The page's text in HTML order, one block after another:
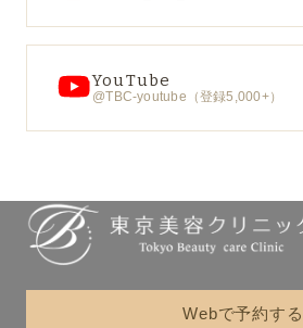
YouTube
@TBC-youtube（登録5,000+）
Webで予約する